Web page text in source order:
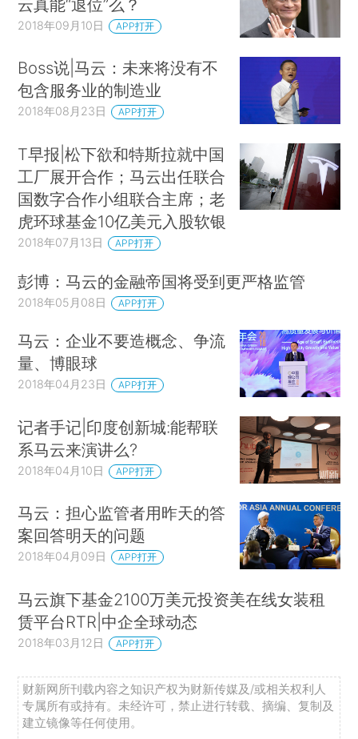
云真能“退位”么？
2018年09月10日 APP打开
Boss说|马云：未来将没有不
包含服务业的制造业
2018年08月23日 APP打开
T早报|松下欲和特斯拉就中国
工厂展开合作；马云出任联合
国数字合作小组联合主席；老
虎环球基金10亿美元入股软银
2018年07月13日 APP打开
彭博：马云的金融帝国将受到更严格监管
2018年05月08日 APP打开
马云：企业不要造概念、争流
量、博眼球
2018年04月23日 APP打开
记者手记|印度创新城:能帮联
系马云来演讲么?
2018年04月10日 APP打开
马云：担心监管者用昨天的答
案回答明天的问题
2018年04月09日 APP打开
马云旗下基金2100万美元投资美在线女装租
赁平台RTR|中企全球动态
2018年03月12日 APP打开
财新网所刊载内容之知识产权为财新传媒及/或相关权利人
专属所有或持有。未经许可，禁止进行转载、摘编、复制及
建立镜像等任何使用。